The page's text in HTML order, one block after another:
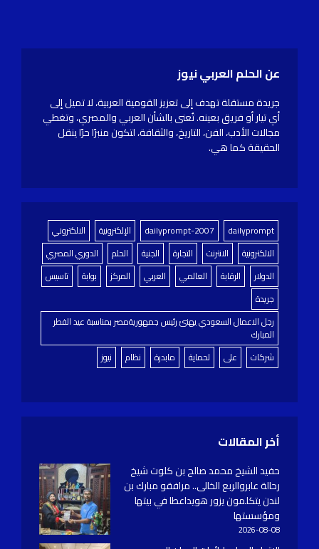
عن الحلم العربي نيوز
جريدة مستقلة تهدف إلى تعزيز القومية العربية، لا تميل إلى
أي تيار أو فريق بعينه. تُعنى بالشأن العربي والمصري، وتغطي
مجالات الأدب، الفن، التاريخ، والثقافة، لتكون منبرًا حرًا ينقل
الحقيقة كما هي.
dailyprompt
dailyprompt-2007 الإلكترونية
الالكتروني
الالكترونية
الانترنت التجارة الجنية الحلم
الدوري المصري
الدولار
الرقابة العالمي العربي المركز بوابة
تاسيس
جريدة
رجل الاعمال السعودي يهنئ رئيس جمهوريةمصر بمناسبة عيد الفطر
المبارك
شركات
على لحماية مابدرة نظام نيوز
أخر المقالات
حفيد الشيخ محمد صالح بن كلوت شيخ
رحالة عابروالربع الخالى.. مرافقو مبارك بن
لندن يتكلمون يزور هويداعطا في بيتها
ومؤسستها
2026-08-08